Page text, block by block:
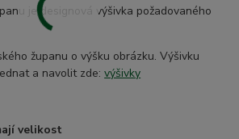
je designová výšivka požadovaného
županu o výšku obrázku. Výšivku
a navolit zde:výšivky
velikost